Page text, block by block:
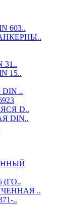
603..
15..
..
D..
DIN..
(ГО..
..
..